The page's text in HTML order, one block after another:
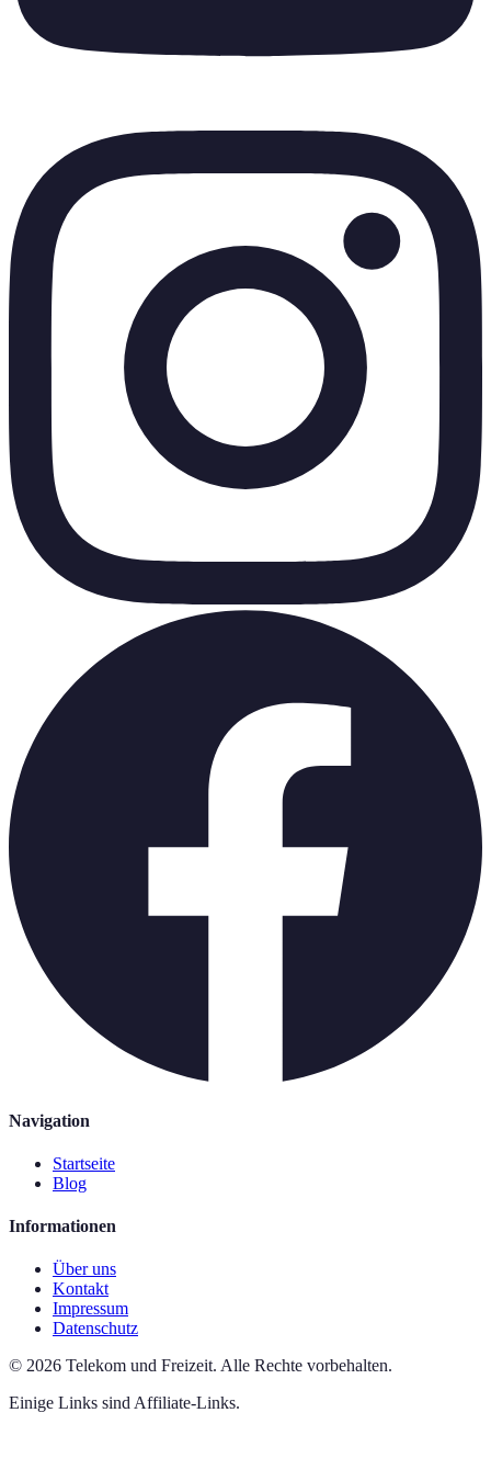
Navigation
Startseite
Blog
Informationen
Über uns
Kontakt
Impressum
Datenschutz
© 2026 Telekom und Freizeit. Alle Rechte vorbehalten.
Einige Links sind Affiliate-Links.